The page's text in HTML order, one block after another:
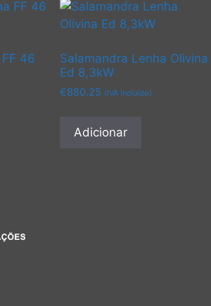
The
options
be
46
Salamandra Lenha Olivina
Ed 8,3kW
€880.25 (IVA Incluído)
Adicionar